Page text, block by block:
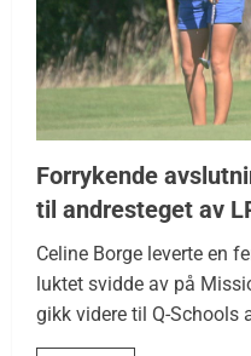
Forrykende
til andresteget av
Celine Borge leverte en
luktet svidde av på
gikk videre til Q-Schools